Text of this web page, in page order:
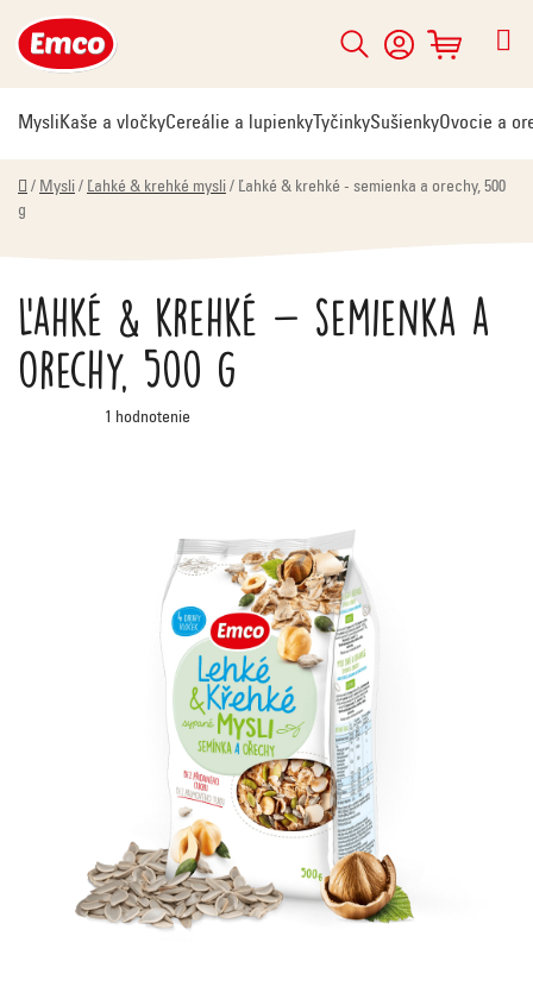
na
obsah
Hľadať
NÁKUPNÝ
KOŠÍK
MysliKaše a vločkyCereálie a lupienky TyčinkySušienkyOvocie a
Domov
/ Mysli / Ľahké & krehké mysli / Ľahké & krehké - semienka a orechy, 500
g
Ľahké & krehké - semienka a
orechy, 500 g
Priemerné
hodnotenie
1 hodnotenie